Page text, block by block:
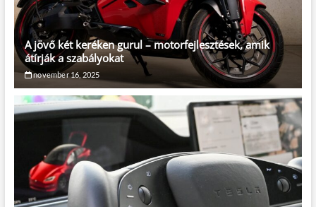
A jövő két keréken gurul – motorfejlesztések, amik
átírják a szabályokat
november 16, 2025